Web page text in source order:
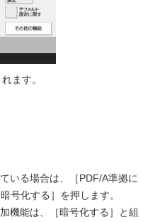
ます。
いる場合は、［PDF/A準拠に
号化する］を押します。
機能は、［暗号化する］と組